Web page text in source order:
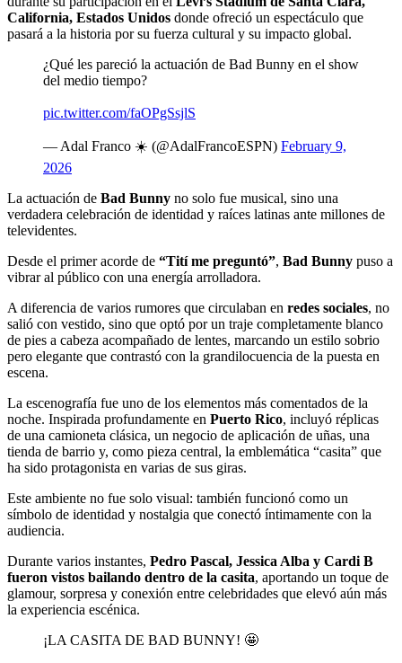
California, Estados Unidos donde ofreció un espectáculo que
pasará a la historia por su fuerza cultural y su impacto global.
¿Qué les pareció la actuación de Bad Bunny en el show
del medio tiempo?
pic.twitter.com/faOPgSsjlS
— Adal Franco ☀️ (@AdalFrancoESPN) February 9,
2026
La actuación de Bad Bunny no solo fue musical, sino una
verdadera celebración de identidad y raíces latinas ante millones de
televidentes.
Desde el primer acorde de “Tití me preguntó”, Bad Bunny puso a
vibrar al público con una energía arrolladora.
A diferencia de varios rumores que circulaban en redes sociales, no
salió con vestido, sino que optó por un traje completamente blanco
de pies a cabeza acompañado de lentes, marcando un estilo sobrio
pero elegante que contrastó con la grandilocuencia de la puesta en
escena.
La escenografía fue uno de los elementos más comentados de la
noche. Inspirada profundamente en Puerto Rico, incluyó réplicas
de una camioneta clásica, un negocio de aplicación de uñas, una
tienda de barrio y, como pieza central, la emblemática “casita” que
ha sido protagonista en varias de sus giras.
Este ambiente no fue solo visual: también funcionó como un
símbolo de identidad y nostalgia que conectó íntimamente con la
audiencia.
Durante varios instantes, Pedro Pascal, Jessica Alba y Cardi B
fueron vistos bailando dentro de la casita, aportando un toque de
glamour, sorpresa y conexión entre celebridades que elevó aún más
la experiencia escénica.
¡LA CASITA DE BAD BUNNY! 🤩